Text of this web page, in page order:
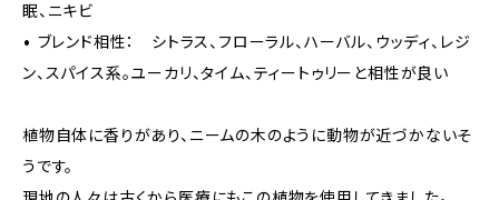
眠、ニキビ
• ブレンド相性： シトラス、フローラル、ハーバル、ウッディ、レジ
ン、スパイス系。ユーカリ、タイム、ティートゥリーと相性が良い
植物自体に香りがあり、ニームの木のように動物が近づかないそ
うです。